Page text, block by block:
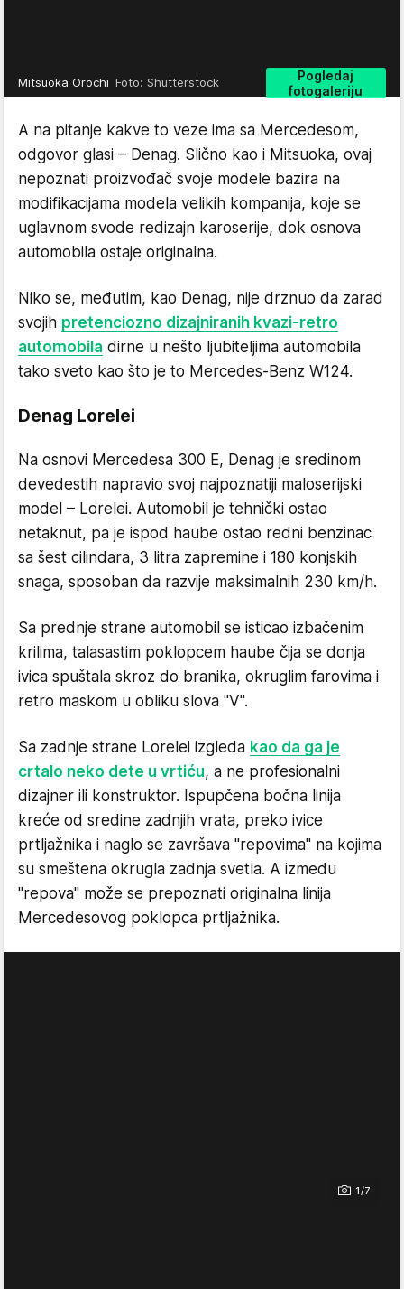
Pogledaj
fotogaleriju
Mitsuoka Orochi Foto: Shutterstock
A na pitanje kakve to veze ima sa Mercedesom,
odgovor glasi – Denag. Slično kao i Mitsuoka, ovaj
nepoznati proizvođač svoje modele bazira na
modifikacijama modela velikih kompanija, koje se
uglavnom svode redizajn karoserije, dok osnova
automobila ostaje originalna.
Niko se, međutim, kao Denag, nije drznuo da zarad
svojih pretenciozno dizajniranih kvazi-retro
automobila dirne u nešto ljubiteljima automobila
tako sveto kao što je to Mercedes-Benz W124.
Denag Lorelei
Na osnovi Mercedesa 300 E, Denag je sredinom
devedestih napravio svoj najpoznatiji maloserijski
model – Lorelei. Automobil je tehnički ostao
netaknut, pa je ispod haube ostao redni benzinac
sa šest cilindara, 3 litra zapremine i 180 konjskih
snaga, sposoban da razvije maksimalnih 230 km/h.
Sa prednje strane automobil se isticao izbačenim
krilima, talasastim poklopcem haube čija se donja
ivica spuštala skroz do branika, okruglim farovima i
retro maskom u obliku slova "V".
Sa zadnje strane Lorelei izgleda kao da ga je
crtalo neko dete u vrtiću, a ne profesionalni
dizajner ili konstruktor. Ispupčena bočna linija
kreće od sredine zadnjih vrata, preko ivice
prtljažnika i naglo se završava "repovima" na kojima
su smeštena okrugla zadnja svetla. A između
"repova" može se prepoznati originalna linija
Mercedesovog poklopca prtljažnika.
1/7